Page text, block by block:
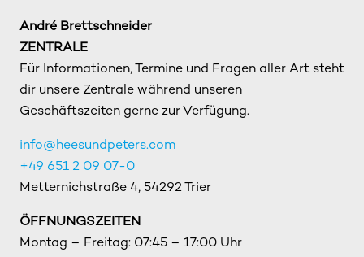
André Brettschneider
ZENTRALE
Für Informationen, Termine und Fragen aller Art steht
dir unsere Zentrale während unseren
Geschäftszeiten gerne zur Verfügung.
info@heesundpeters.com
+49 651 2 09 07-0
Metternichstraße 4, 54292 Trier
ÖFFNUNGSZEITEN
Montag – Freitag: 07:45 – 17:00 Uhr